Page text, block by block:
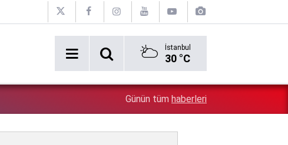
İstanbul
30 °C
Erken tatil rezervasyonu mağdurları için Ticaret
Günün tüm haberleri